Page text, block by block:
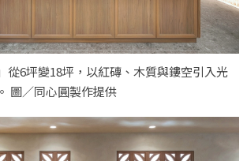
從6坪變18坪，以紅磚、木質與鏤空引入光
圖／同心圓製作提供